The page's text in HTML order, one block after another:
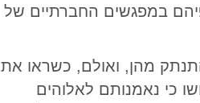
במפגשים החברתיים של
מהן, ואולם, כשראו את
כי נאמנותם לאלוהים